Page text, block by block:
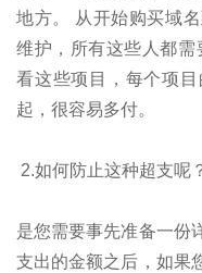
地方。 从开始购买域
维护，所有这些人都
看这些项目，每个项
起，很容易多付。
2.如何防止这种超支呢
是您需要事先准备一份
支出的金额之后，如果